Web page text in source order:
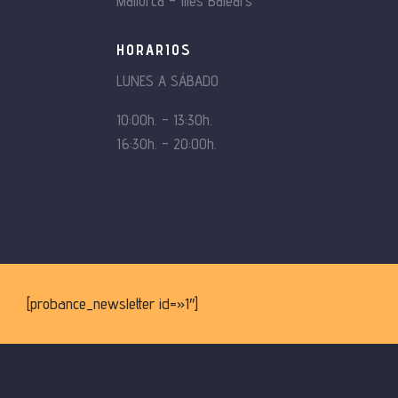
HORARIOS
LUNES A SÁBADO
10:00h. – 13:30h.
16:30h. – 20:00h.
[probance_newsletter id=»1″]